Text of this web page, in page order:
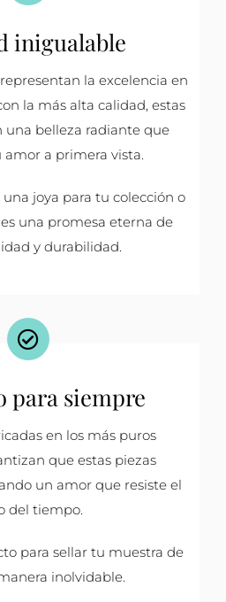
inigualable
la excelencia en
la más alta calidad, estas
una belleza radiante que
amor a primera vista.
joya para tu colección o
una promesa eterna de
y durabilidad.
para siempre
en los más puros
que estas piezas
un amor que resiste el
del tiempo.
para sellar tu muestra de
inolvidable.